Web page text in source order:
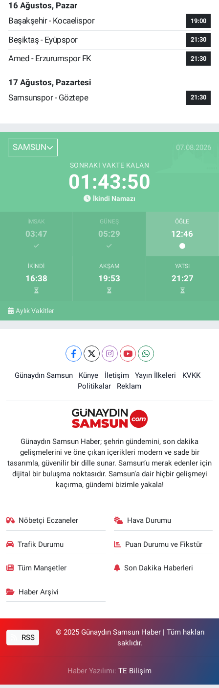
16 Ağustos, Pazar
Başakşehir - Kocaelispor
19:00
Beşiktaş - Eyüpspor 21:30
Amed - Erzurumspor FK 21:30
17 Ağustos, Pazartesi
Samsunspor - Göztepe
21:30
SAMSUN 07.08.2026
SONRAKI VAKTE KALAN
01:43:49
İkindi Namazı
İMSAK
03:47
GÜNEŞ
05:29
ÖĞLE
12:46
İKINDI
16:38
AKŞAM
19:53
YATSI
21:27
Aylık Vakitler
Günaydın Samsun Künye İletişim Yayın İlkeleri
KVKK
Politikalar
Reklam
Günaydın Samsun Haber; şehrin gündemini, son dakika
gelişmelerini ve öne çıkan içerikleri modern ve sade bir
tasarımla, güvenilir bir dille sunar. Samsun’u merak edenler için
dijital bir buluşma noktasıdır. Samsun’a dair hiçbir gelişmeyi
kaçırma, gündemi bizimle yakala!
Nöbetçi Eczaneler Hava Durumu
Trafik Durumu Puan Durumu ve Fikstür
Tüm Manşetler Son Dakika Haberleri
Haber Arşivi
RSS
© 2025 Günaydın Samsun Haber | Tüm hakları
saklıdır.
Haber Yazılımı: TE Bilişim